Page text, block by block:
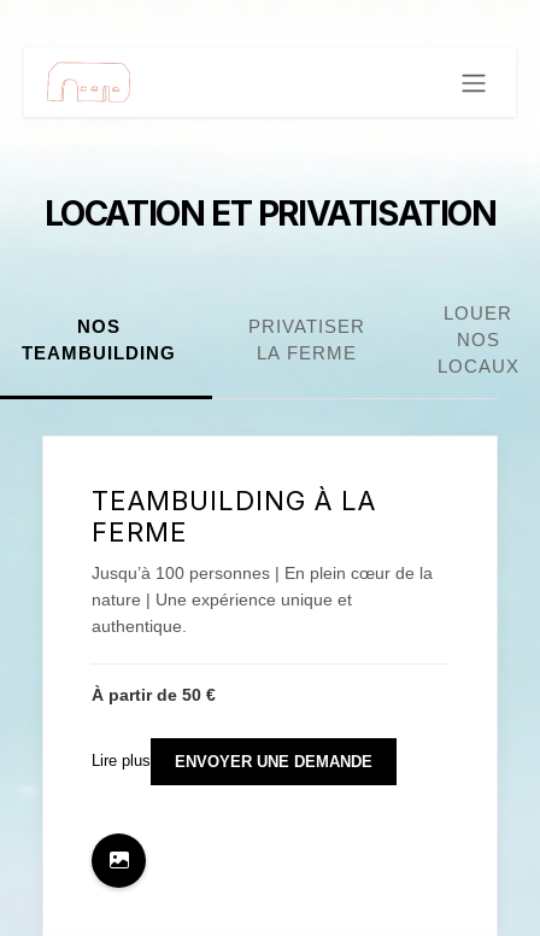
Se rendre au contenu
LOCATION ET PRIVATISATION
NOS
TEAMBUILDING
PRIVATISER
LA FERME
LOUER
NOS
LOCAUX
TEAMBUILDING À LA
FERME
Jusqu’à 100 personnes | En plein cœur de la
nature | Une expérience unique et
authentique.
À partir de 50 €
Lire plus ENVOYER UNE DEMANDE